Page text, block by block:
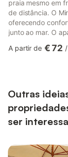
praia mesmo em
de distância. O
oferecendo
junto ao mar. O
Para maior
A partir de € 72 /
Outras
ser